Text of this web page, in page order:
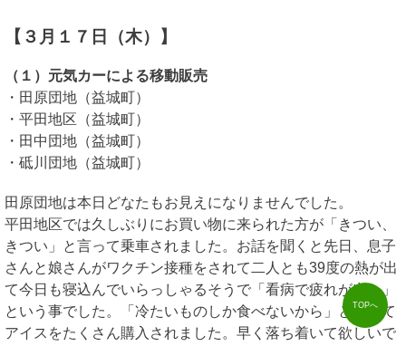
【３月１７日（木）】
（１）元気カーによる移動販売
・田原団地（益城町）
・平田地区（益城町）
・田中団地（益城町）
・砥川団地（益城町）
田原団地は本日どなたもお見えになりませんでした。
平田地区では久しぶりにお買い物に来られた方が「きつい、
きつい」と言って乗車されました。お話を聞くと先日、息子
さんと娘さんがワクチン接種をされて二人とも39度の熱が出
て今日も寝込んでいらっしゃるそうで「看病で疲れが出た」
という事でした。「冷たいものしか食べないから」と言って
アイスをたくさん購入されました。早く落ち着いて欲しいで
TOPへ